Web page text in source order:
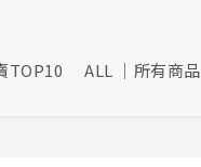
TOP10 ALL ｜所有商品